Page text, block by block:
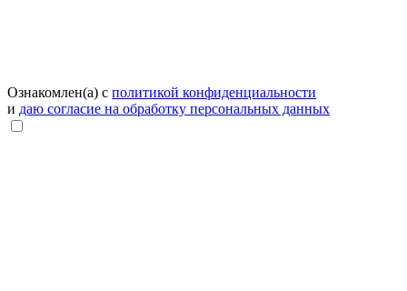
Ознакомлен(а) с политикой конфиденциальности
и даю согласие на обработку персональных данных